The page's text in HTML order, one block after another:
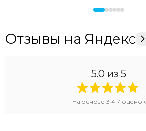
Отзывы на Яндекс
5.0 из 5
На основе 3 417 оценок